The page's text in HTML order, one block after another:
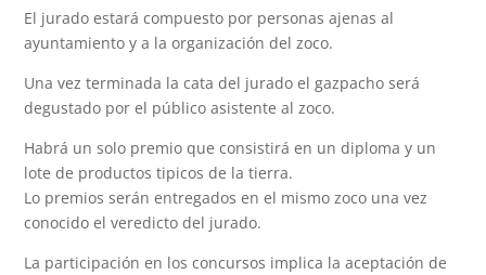
El jurado estará compuesto por personas ajenas al
ayuntamiento y a la organización del zoco.
Una vez terminada la cata del jurado el gazpacho será
degustado por el público asistente al zoco.
Habrá un solo premio que consistirá en un diploma y un
lote de productos tipicos de la tierra.
Lo premios serán entregados en el mismo zoco una vez
conocido el veredicto del jurado.
La participación en los concursos implica la aceptación de